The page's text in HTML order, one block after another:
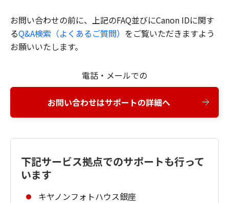
お問い合わせの前に、上記のFAQ並びにCanon IDに関す
るQ&A検索（よくあるご質問） をご覧いただきますよう
お願いいたします。
電話・メールでの
お問い合わせはサポートの詳細へ
下記サービス拠点でのサポートも行って
います
キヤノンフォトハウス銀座